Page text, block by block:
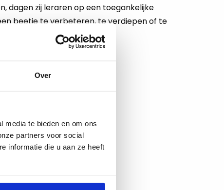
Over
media te bieden en om ons
partners voor social
informatie die u aan ze heeft
dagen zij leraren op een toegankelijke
beetje te verbeteren, te verdiepen of te